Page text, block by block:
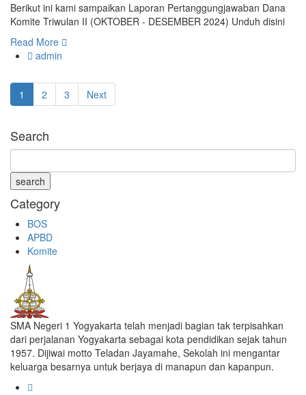
Berikut ini kami sampaikan Laporan Pertanggungjawaban Dana
Komite Triwulan II (OKTOBER - DESEMBER 2024) Unduh disini
Read More
admin
1 2 3 Next
Search
Category
BOS
APBD
Komite
SMA Negeri 1 Yogyakarta telah menjadi bagian tak terpisahkan
dari perjalanan Yogyakarta sebagai kota pendidikan sejak tahun
1957. Dijiwai motto Teladan Jayamahe, Sekolah ini mengantar
keluarga besarnya untuk berjaya di manapun dan kapanpun.